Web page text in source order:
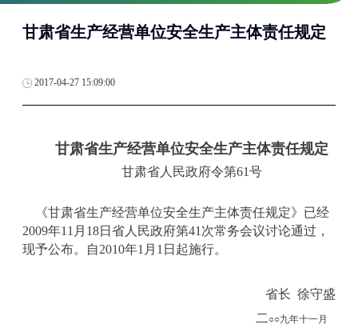
甘肃省生产经营单位安全生产主体责任规定
2017-04-27 15:09:00
甘肃省生产经营单位安全生产主体责任规定
甘肃省人民政府令第61号
《甘肃省生产经营单位安全生产主体责任规定》已经
2009年11月18日省人民政府第41次常务会议讨论通过，
现予公布。自2010年1月1日起施行。
省长 徐守盛
二 ○○九年十一月